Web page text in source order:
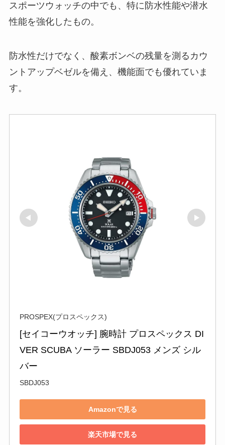
スポーツウォッチの中でも、特に防水性能や潜水
性能を強化したもの。
防水性だけでなく、酸素ボンベの残量を測るカウ
ントアップベゼルを備え、機能面でも優れていま
す。
PROSPEX(プロスペックス)
[セイコーウオッチ] 腕時計 プロスペックス DI
VER SCUBA ソーラー SBDJ053 メンズ シル
バー
SBDJ053
Amazonで見る
楽天市場で見る